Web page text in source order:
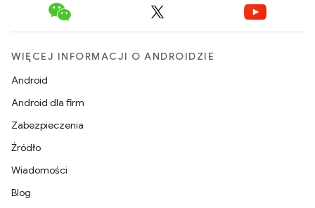
WIĘCEJ INFORMACJI O ANDROIDZIE
Android
Android dla firm
Zabezpieczenia
Źródło
Wiadomości
Blog